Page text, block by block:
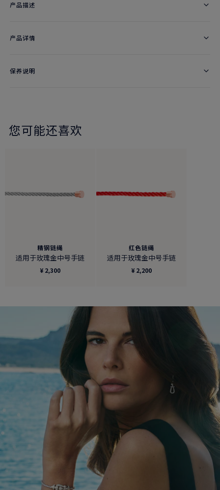
产品描述
产品详情
保养说明
您可能还喜欢
精钢链绳
适用于玫瑰金中号手链
¥ 2,300
红色链绳
适用于玫瑰金中号手链
¥ 2,200